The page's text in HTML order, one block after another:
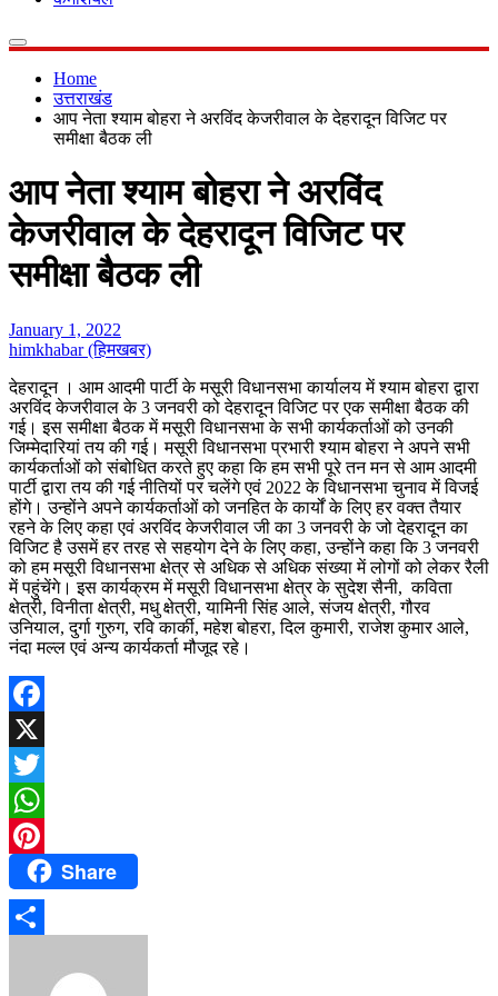
Home
उत्तराखंड
आप नेता श्याम बोहरा ने अरविंद केजरीवाल के देहरादून विजिट पर
समीक्षा बैठक ली
आप नेता श्याम बोहरा ने अरविंद
केजरीवाल के देहरादून विजिट पर
समीक्षा बैठक ली
January 1, 2022
himkhabar (हिमखबर)
देहरादून । आम आदमी पार्टी के मसूरी विधानसभा कार्यालय में श्याम बोहरा द्वारा
अरविंद केजरीवाल के 3 जनवरी को देहरादून विजिट पर एक समीक्षा बैठक की
गई। इस समीक्षा बैठक में मसूरी विधानसभा के सभी कार्यकर्ताओं को उनकी
जिम्मेदारियां तय की गई। मसूरी विधानसभा प्रभारी श्याम बोहरा ने अपने सभी
कार्यकर्ताओं को संबोधित करते हुए कहा कि हम सभी पूरे तन मन से आम आदमी
पार्टी द्वारा तय की गई नीतियों पर चलेंगे एवं 2022 के विधानसभा चुनाव में विजई
होंगे। उन्होंने अपने कार्यकर्ताओं को जनहित के कार्यों के लिए हर वक्त तैयार
रहने के लिए कहा एवं अरविंद केजरीवाल जी का 3 जनवरी के जो देहरादून का
विजिट है उसमें हर तरह से सहयोग देने के लिए कहा, उन्होंने कहा कि 3 जनवरी
को हम मसूरी विधानसभा क्षेत्र से अधिक से अधिक संख्या में लोगों को लेकर रैली
में पहुंचेंगे। इस कार्यक्रम में मसूरी विधानसभा क्षेत्र के सुदेश सैनी, कविता
क्षेत्री, विनीता क्षेत्री, मधु क्षेत्री, यामिनी सिंह आले, संजय क्षेत्री, गौरव
उनियाल, दुर्गा गुरुग, रवि कार्की, महेश बोहरा, दिल कुमारी, राजेश कुमार आले,
नंदा मल्ल एवं अन्य कार्यकर्ता मौजूद रहे।
Facebook
X
Twitter
WhatsApp
PinterestShare